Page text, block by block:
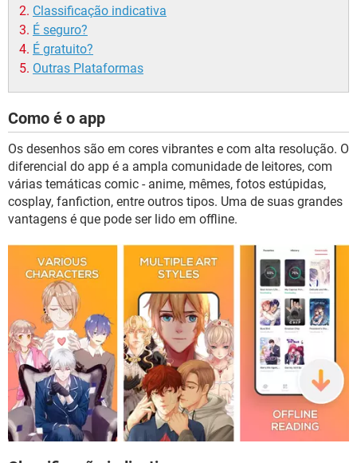
Classificação indicativa
É seguro?
É gratuito?
Outras Plataformas
Como é o app
Os desenhos são em cores vibrantes e com alta resolução. O
diferencial do app é a ampla comunidade de leitores, com
várias temáticas comic - anime, mêmes, fotos estúpidas,
cosplay, fanfiction, entre outros tipos. Uma de suas grandes
vantagens é que pode ser lido em offline.